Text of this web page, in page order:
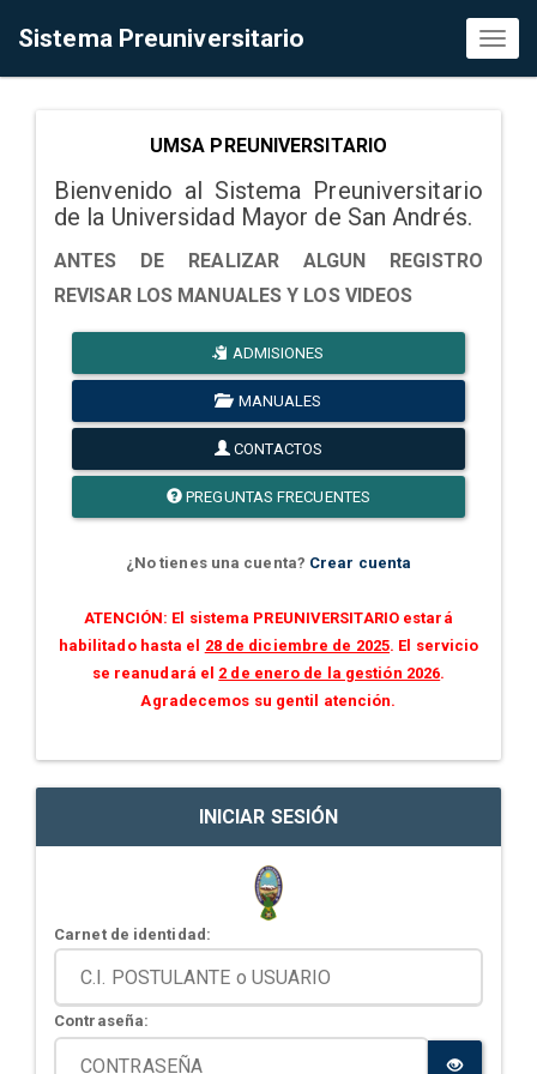
Sistema Preuniversitario
UMSA PREUNIVERSITARIO
Bienvenido al Sistema Preuniversitario
de la Universidad Mayor de San Andrés.
ANTES DE REALIZAR ALGUN REGISTRO
REVISAR LOS MANUALES Y LOS VIDEOS
ADMISIONES
MANUALES
CONTACTOS
PREGUNTAS FRECUENTES
¿No tienes una cuenta? Crear cuenta
ATENCIÓN: El sistema PREUNIVERSITARIO estará
habilitado hasta el 28 de diciembre de 2025. El servicio
se reanudará el 2 de enero de la gestión 2026.
Agradecemos su gentil atención.
INICIAR SESIÓN
Carnet de identidad:
Contraseña: